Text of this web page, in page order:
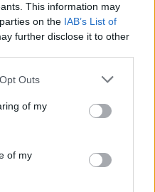
This information may
on the IAB’s List of
further disclose it to other
uses one or more Google
You may click to
and its third-party tags to
purposes in below Google
Outs
of my
of my
épp ide akarhat majd